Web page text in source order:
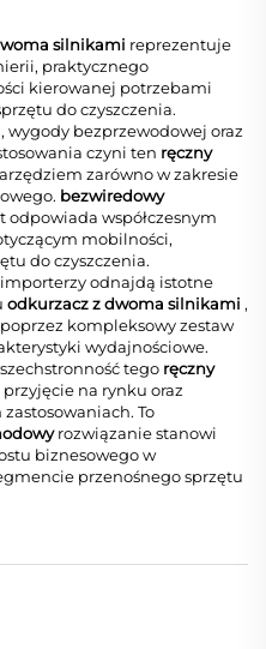
silnikami reprezentuje
praktycznego
kierowanej potrzebami
do czyszczenia.
wygody bezprzewodowej oraz
czyni ten ręczny
zarówno w zakresie
bezwiredowy
odpowiada współczesnym
mobilności,
do czyszczenia.
odnajdą istotne
odkurzacz z dwoma silnikami ,
kompleksowy zestaw
wydajnościowe.
tego ręczny
na rynku oraz
To
rozwiązanie stanowi
biznesowego w
przenośnego sprzętu